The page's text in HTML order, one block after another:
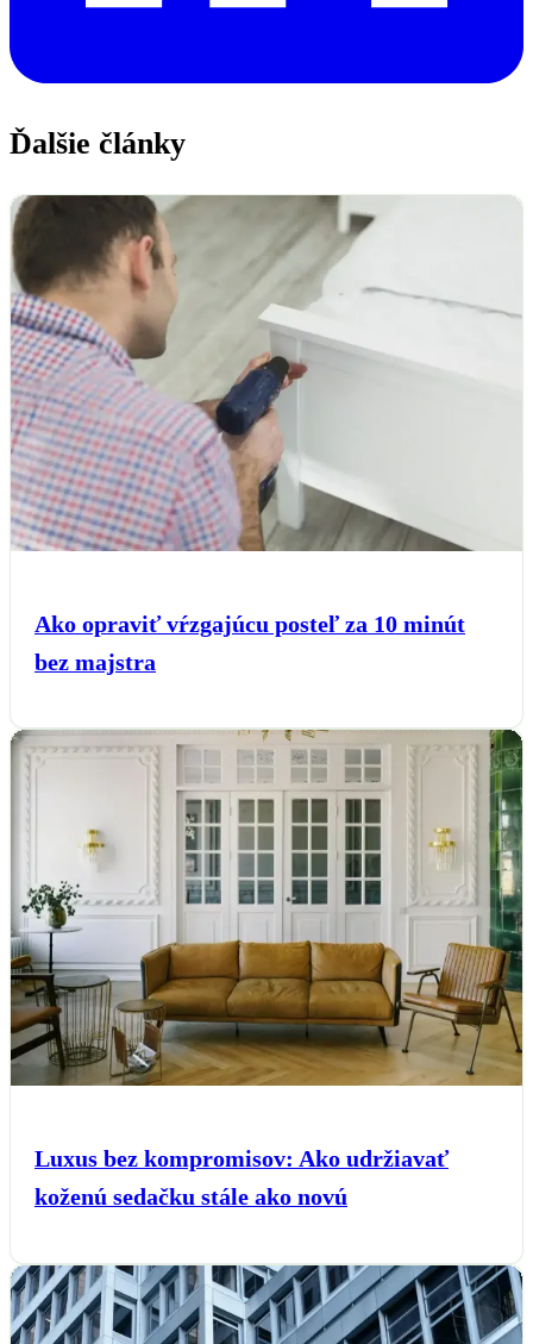
Ďalšie články
Ako opraviť vŕzgajúcu posteľ za 10 minút
bez majstra
Luxus bez kompromisov: Ako udržiavať
koženú sedačku stále ako novú